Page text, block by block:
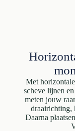
Met
scheve lijnen
meten jouw
draairichting,
Daarna